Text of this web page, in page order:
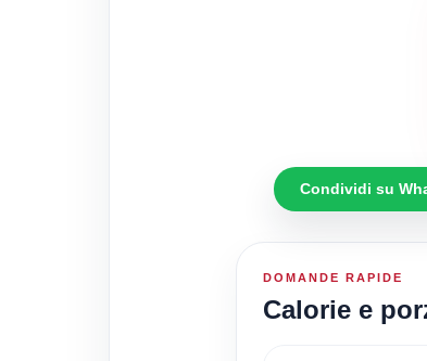
Condividi su
DOMANDE RAPIDE
Calorie e